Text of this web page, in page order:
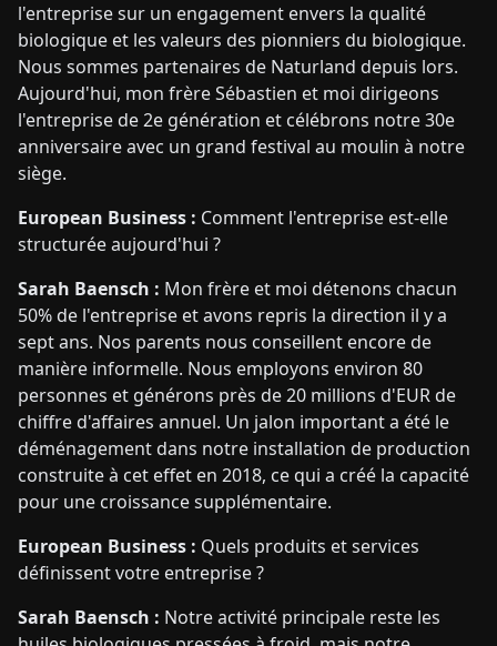
l'entreprise sur un engagement envers la qualité
biologique et les valeurs des pionniers du biologique.
Nous sommes partenaires de Naturland depuis lors.
Aujourd'hui, mon frère Sébastien et moi dirigeons
l'entreprise de 2e génération et célébrons notre 30e
anniversaire avec un grand festival au moulin à notre
siège.
European Business : Comment l'entreprise est-elle
structurée aujourd'hui ?
Sarah Baensch : Mon frère et moi détenons chacun
50% de l'entreprise et avons repris la direction il y a
sept ans. Nos parents nous conseillent encore de
manière informelle. Nous employons environ 80
personnes et générons près de 20 millions d'EUR de
chiffre d'affaires annuel. Un jalon important a été le
déménagement dans notre installation de production
construite à cet effet en 2018, ce qui a créé la capacité
pour une croissance supplémentaire.
European Business : Quels produits et services
définissent votre entreprise ?
Sarah Baensch : Notre activité principale reste les